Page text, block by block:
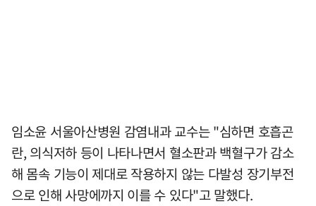
임소윤 서울아산병원 감염내과 교수는 "심하면 호흡곤
란, 의식저하 등이 나타나면서 혈소판과 백혈구가 감소
해 몸속 기능이 제대로 작용하지 않는 다발성 장기부전
으로 인해 사망에까지 이를 수 있다"고 말했다.